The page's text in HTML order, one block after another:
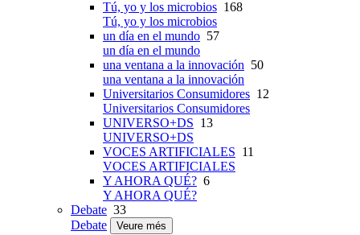
Tú, yo y los microbios 168
Tú, yo y los microbios
un día en el mundo 57
un día en el mundo
una ventana a la innovación 50
una ventana a la innovación
Universitarios Consumidores 12
Universitarios Consumidores
UNIVERSO+DS 13
UNIVERSO+DS
VOCES ARTIFICIALES 11
VOCES ARTIFICIALES
Y AHORA QUÉ? 6
Y AHORA QUÉ?
Debate 33
Debate
Veure més